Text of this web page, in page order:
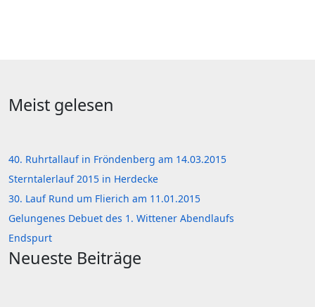
Meist gelesen
40. Ruhrtallauf in Fröndenberg am 14.03.2015
Sterntalerlauf 2015 in Herdecke
30. Lauf Rund um Flierich am 11.01.2015
Gelungenes Debuet des 1. Wittener Abendlaufs
Endspurt
Neueste Beiträge